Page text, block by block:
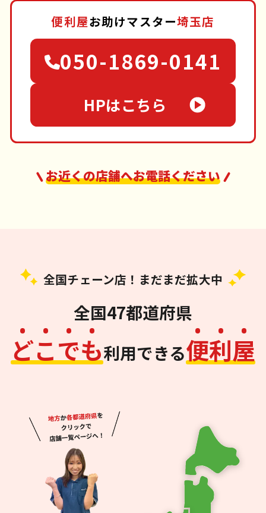
便利屋お助けマスター埼玉店
050-1869-0141
HPはこちら
お近くの店舗へお電話ください
全国チェーン店！まだまだ拡大中
全国47都道府県
どこでも利用できる便利屋